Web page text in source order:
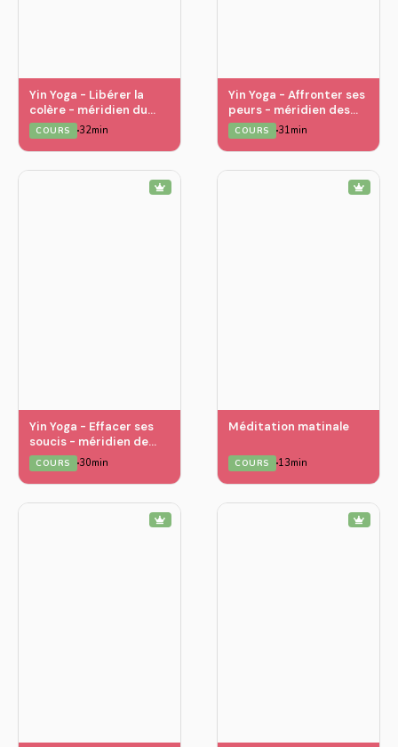
Yin Yoga - Libérer la
colère - méridien du
foie
COURS 32min
Yin Yoga - Affronter ses
peurs - méridien des
reins
COURS 31min
Yin Yoga - Effacer ses
soucis - méridien de
l’estomac et de la rate
COURS 30min
Méditation matinale
COURS 13min